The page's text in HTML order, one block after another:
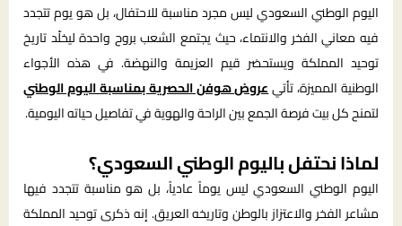
اليوم الوطني السعودي ليس مجرد مناسبة للاحتفال، بل هو يوم تتجدد
فيه معاني الفخر والانتماء، حيث يجتمع الشعب بروح واحدة ليخلّد تاريخ
توحيد المملكة ويستحضر قيم العزيمة والنهضة. في هذه الأجواء
الوطنية المميزة، تأتيعروض هوفن الحصرية بمناسبة اليوم الوطني
لتمنح كل بيت فرصة الجمع بين الراحة والهوية في تفاصيل حياته اليومية.
لماذا نحتفل باليوم الوطني السعودي؟
اليوم الوطني السعودي ليس يوماً عادياً، بل هو مناسبة تتجدد فيها
مشاعر الفخر والاعتزاز بالوطن وتاريخه العريق. إنه ذكرى توحيد المملكة